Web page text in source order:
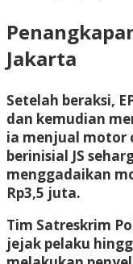
Jakarta
Setelah beraksi,
dan kemudian
ia menjual motor
berinisial JS
menggadaikan
Rp3,5 juta.
Tim Satreskrim
jejak pelaku